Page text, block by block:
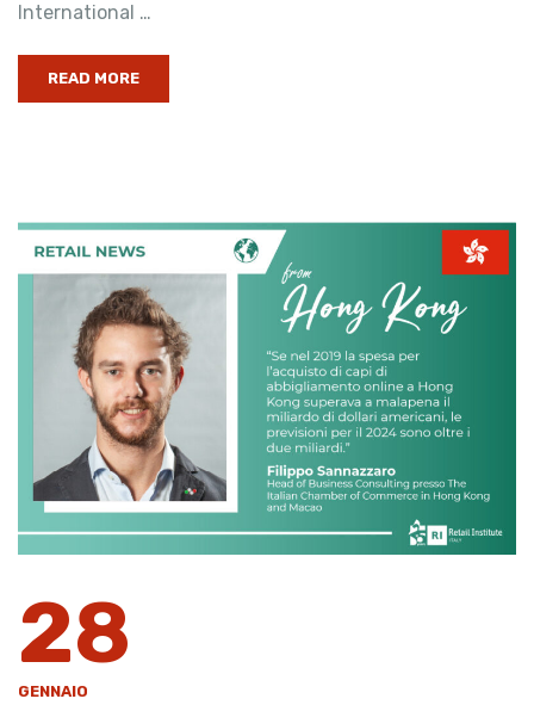
International …
READ MORE
28
GENNAIO